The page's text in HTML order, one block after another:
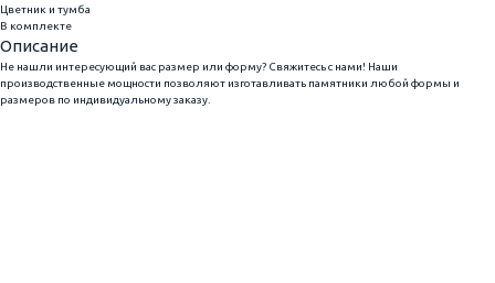
Цветник и тумба
В комплекте
Описание
Не нашли интересующий вас размер или форму? Свяжитесь с нами! Наши
производственные мощности позволяют изготавливать памятники любой формы и
размеров по индивидуальному заказу.